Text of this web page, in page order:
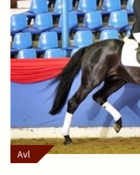
Avl